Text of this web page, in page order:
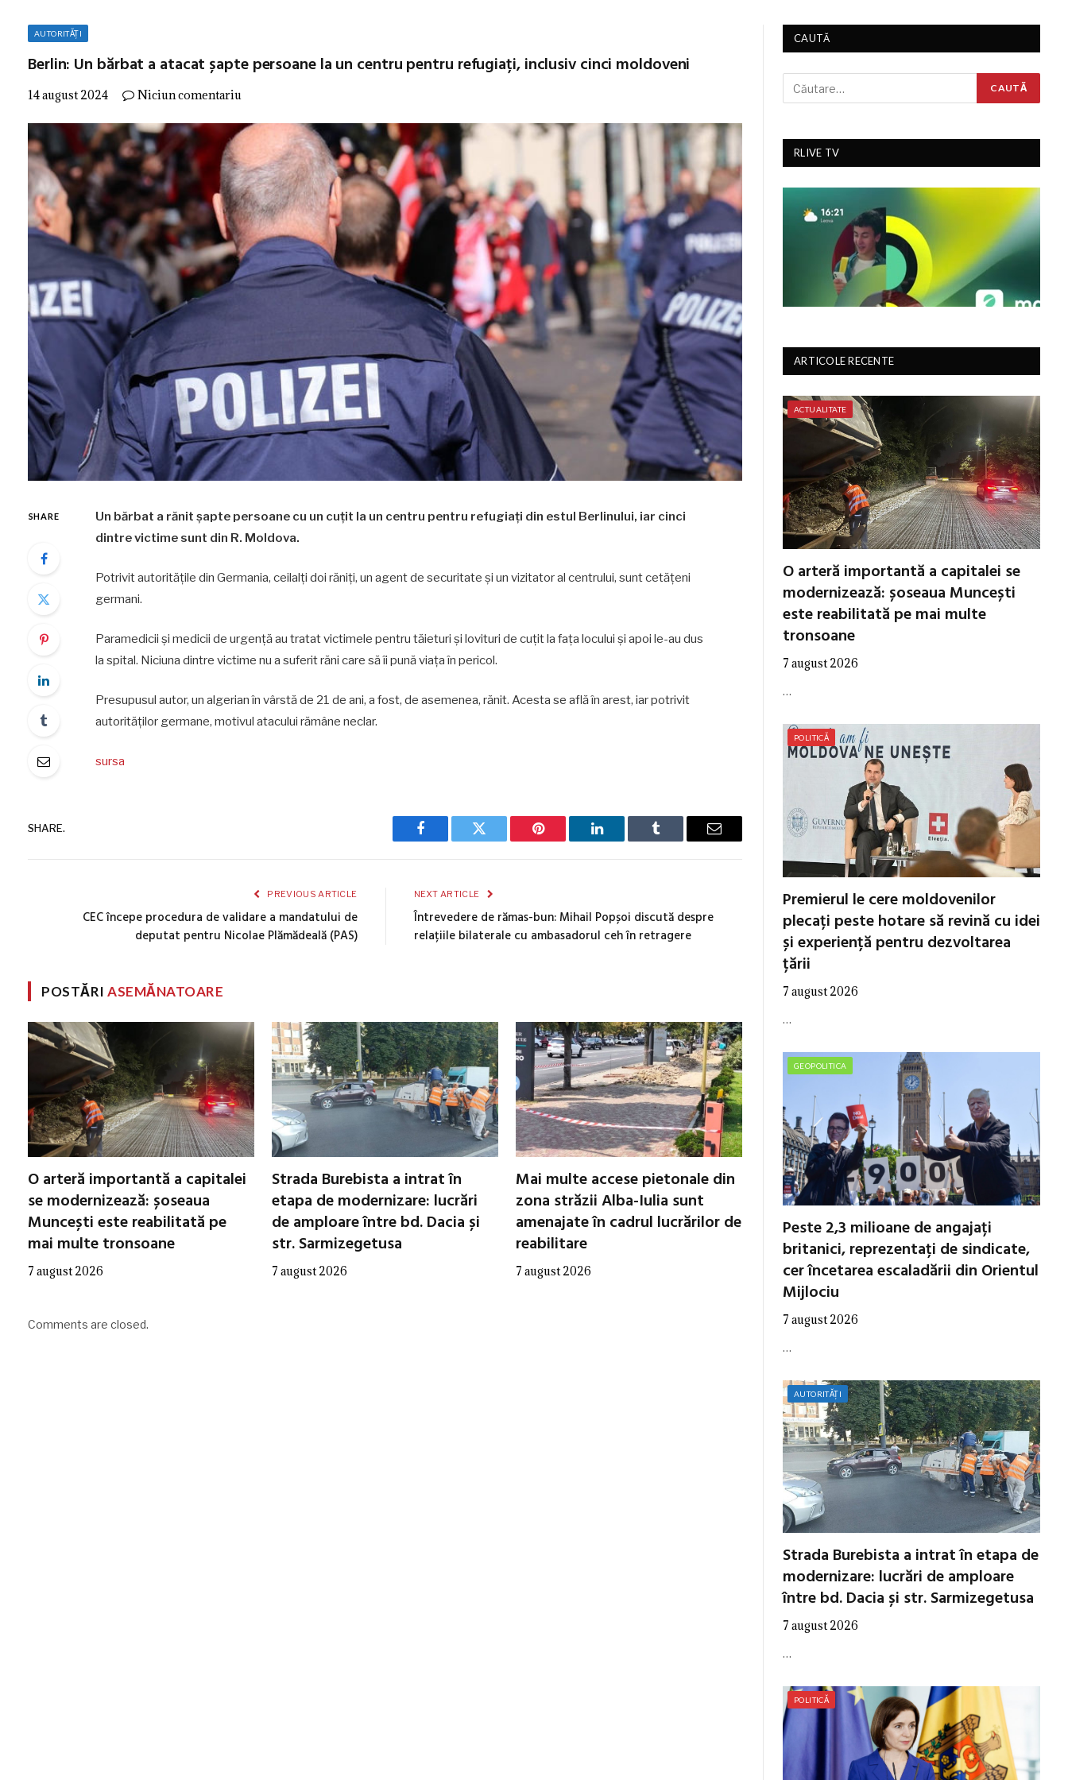
AUTORITĂȚI
Berlin: Un bărbat a atacat șapte persoane la un centru pentru refugiați, inclusiv cinci moldoveni
14 august 2024 Niciun comentariu
SHARE
Un bărbat a rănit şapte persoane cu un cuţit la un centru pentru refugiaţi din estul Berlinului, iar cinci
dintre victime sunt din R. Moldova.
Potrivit autoritățile din Germania, ceilalţi doi răniţi, un agent de securitate şi un vizitator al centrului, sunt cetăţeni
germani.
Paramedicii şi medicii de urgenţă au tratat victimele pentru tăieturi şi lovituri de cuţit la faţa locului şi apoi le-au dus
la spital. Niciuna dintre victime nu a suferit răni care să îi pună viaţa în pericol.
Presupusul autor, un algerian în vârstă de 21 de ani, a fost, de asemenea, rănit. Acesta se află în arest, iar potrivit
autorităților germane, motivul atacului rămâne neclar.
sursa
SHARE.
Facebook Twitter Pinterest LinkedIn Tumblr Email
PREVIOUS ARTICLE
CEC începe procedura de validare a mandatului de
deputat pentru Nicolae Plămădeală (PAS)
NEXT ARTICLE
Întrevedere de rămas-bun: Mihail Popșoi discută despre
relațiile bilaterale cu ambasadorul ceh în retragere
POSTĂRIASEMĂNATOARE
O arteră importantă a capitalei
se modernizează: șoseaua
Muncești este reabilitată pe
mai multe tronsoane
7 august 2026
Strada Burebista a intrat în
etapa de modernizare: lucrări
de amploare între bd. Dacia și
str. Sarmizegetusa
7 august 2026
Mai multe accese pietonale din
zona străzii Alba-Iulia sunt
amenajate în cadrul lucrărilor de
reabilitare
7 august 2026
Comments are closed.
CAUTĂ
RLIVE TV
ARTICOLE RECENTE
ACTUALITATE
O arteră importantă a capitalei se
modernizează: șoseaua Muncești
este reabilitată pe mai multe
tronsoane
7 august 2026
…
POLITICĂ
Premierul le cere moldovenilor
plecați peste hotare să revină cu idei
și experiență pentru dezvoltarea
țării
7 august 2026
…
GEOPOLITICA
Peste 2,3 milioane de angajați
britanici, reprezentați de sindicate,
cer încetarea escaladării din Orientul
Mijlociu
7 august 2026
…
AUTORITĂȚI
Strada Burebista a intrat în etapa de
modernizare: lucrări de amploare
între bd. Dacia și str. Sarmizegetusa
7 august 2026
…
POLITICĂ